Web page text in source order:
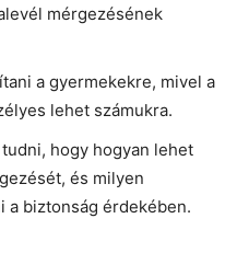
mérgezésének
a gyermekekre, mivel a
lehet számukra.
hogy hogyan lehet
és milyen
biztonság érdekében.